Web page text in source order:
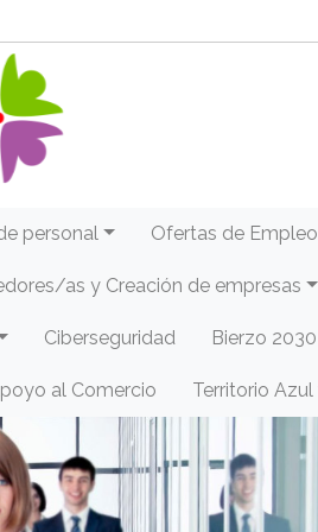
personal Ofertas de Empleo
as y Creación de empresas
Ciberseguridad Bierzo 2030
al Comercio Territorio Azul